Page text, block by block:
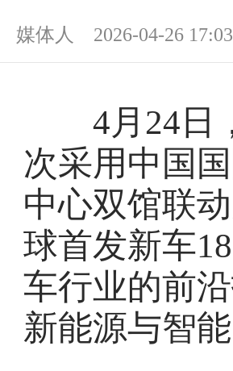
媒体人 2026-04-26
4月24日，
次采用中国
中心双馆联
球首发新车
车行业的前
新能源与智